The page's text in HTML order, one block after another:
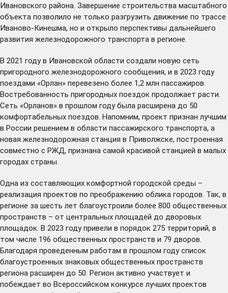
Ивановского района. Завершение строительства масштабного
объекта позволило не только разгрузить движение по трассе
Иваново-Кинешма, но и открыло перспективы дальнейшего
развития железнодорожного транспорта в регионе.
В 2021 году в Ивановской области создали новую сеть
пригородного железнодорожного сообщения, и в 2023 году
поездами «Орлан» перевезено более 1,2 млн пассажиров.
Востребованность пригородных поездок продолжает расти.
Сеть «Орланов» в прошлом году была расширена до 50
комфортабельных поездов. Напомним, проект признан лучшим
в России решением в области пассажирского транспорта, а
новая железнодорожная станция в Приволжске, построенная
совместно с РЖД, признана самой красивой станцией в малых
городах страны.
Одна из составляющих комфортной городской среды –
реализация проектов по преображению облика городов. Так, в
регионе за шесть лет благоустроили более 800 общественных
пространств – от центральных площадей до дворовых
площадок. В 2023 году привели в порядок 275 территорий, в
том числе 196 общественных пространств и 79 дворов.
Благодаря проведенным работам в прошлом году список
благоустроенных знаковых общественных пространств
региона расширен до 50. Регион активно участвует и
побеждает во Всероссийском конкурсе лучших проектов